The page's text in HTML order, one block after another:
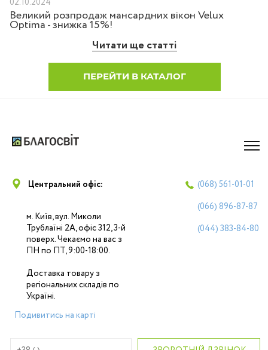
02.10.2024
Великий розпродаж мансардних вікон Velux
Optima - знижка 15%!
Читати ще статті
ПЕРЕЙТИ В КАТАЛОГ
Центральний офіс:
м. Київ, вул. Миколи
Трублаїні 2А, офіс 312, 3-й
поверх. Чекаємо на вас з
ПН по ПТ, 9:00-18:00.
Доставка товару з
регіональних складів по
Україні.
Подивитись на карті
(068) 561-01-01
(066) 896-87-87
(044) 383-84-80